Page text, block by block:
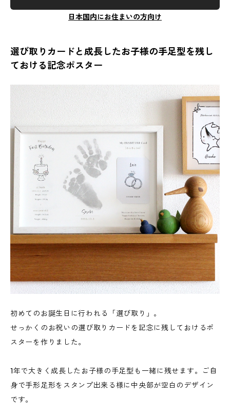
日本国内にお住まいの方向け
選び取りカードと成長したお子様の手足型を残し
ておける記念ポスター
初めてのお誕生日に行われる「選び取り」。
せっかくのお祝いの選び取りカードを記念に残しておけるポ
スターを作りました。
1年で大きく成長したお子様の手足型も一緒に残せます。ご自
身で手形足形をスタンプ出来る様に中央部が空白のデザイン
です。